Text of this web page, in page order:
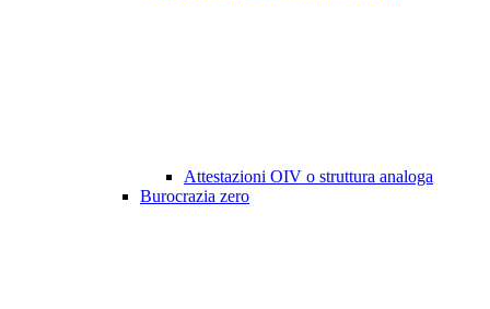
Attestazioni OIV o struttura analoga
Burocrazia zero